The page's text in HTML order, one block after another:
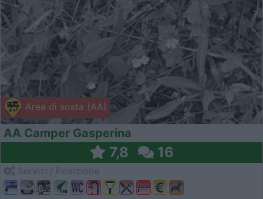
Area di sosta (AA)
AA Camper Gasperina
7,8 16